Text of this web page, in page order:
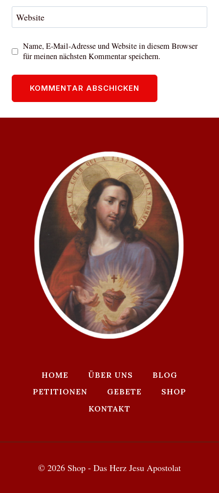
Website
Name, E-Mail-Adresse und Website in diesem Browser
für meinen nächsten Kommentar speichern.
HOME ÜBER UNS
BLOG
PETITIONEN
GEBETE
SHOP
KONTAKT
© 2026 Shop - Das Herz Jesu Apostolat